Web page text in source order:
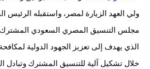
ولي العهد الزيارة لمصر، واستقبله الرئيس
مجلس التنسيق المصري السعودي المشترك،
الذي يهدف إلى تعزيز الجهود الدولية
خلال تشكيل آلية للتنسيق المشترك وتبادل